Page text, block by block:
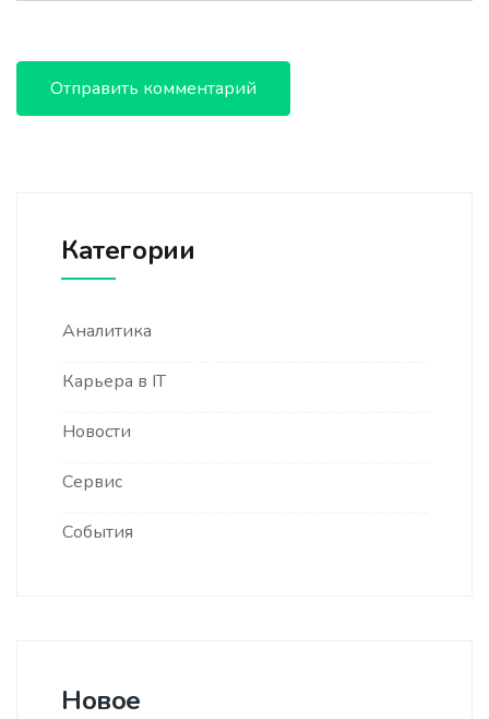
Категории
Аналитика
Карьера в IT
Новости
Сервис
События
Новое